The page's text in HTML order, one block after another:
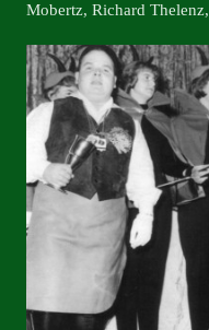
Mobertz, Richard Thelenz,